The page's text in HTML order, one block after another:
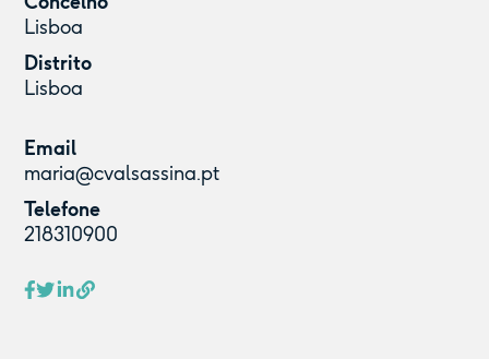
Lisboa
Distrito
Lisboa
Email
maria@cvalsassina.pt
Telefone
218310900